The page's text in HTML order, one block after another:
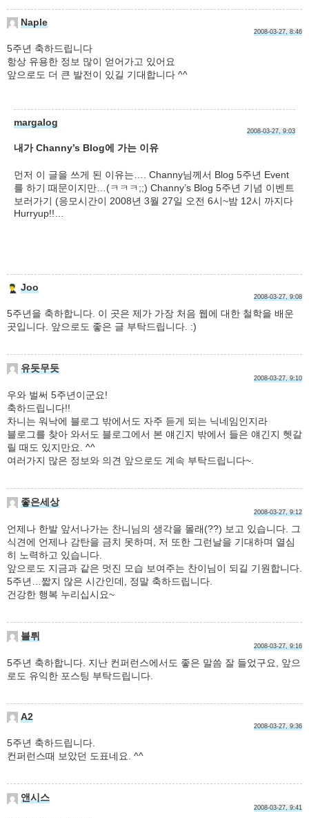
Naple
2008-03-27, 8:46
5주년 축하드립니다
항상 유용한 정보 많이 얻어가고 있어요
앞으로도 더 큰 발전이 있길 기대합니다 ^^
margalog
2008-03-27, 9:03
내가 Channy’s Blog에 가는 이유
먼저 이 글을 쓰게 된 이유는…. Channy님께서 Blog 5주년 Event
를 하기 때문이지만…(ㅋㅋㅋ;;) Channy’s Blog 5주년 기념 이벤트
보러가기 (응모시간이 2008년 3월 27일 오전 6시~밤 12시 까지다
Hurryup!!…
Joo
2008-03-27, 9:08
5주년을 축하합니다. 이 곳은 제가 가장 처음 웹에 대한 철학을 배운
곳입니다. 앞으로도 좋은 글 부탁드립니다. :)
유듯무듯
2008-03-27, 9:10
우와 벌써 5주년이군요!
축하드립니다!!
차니는 워낙에 블로그 밖에서도 자주 듣게 되는 닉네임인지라
블로그를 찾아 와서도 블로그에서 본 얘긴지 밖에서 들은 얘긴지 헷갈
릴 때도 있지만요. ^^
여러가지 많은 정보와 의견 앞으로도 계속 부탁드립니다~.
좋은세상
2008-03-27, 9:12
언제나 한발 앞서나가는 찬니님의 생각을 몰래(??) 보고 있습니다. 그
식견에 언제나 감탄을 금치 못하며, 저 또한 그런날을 기대하며 열심
히 노력하고 있습니다.
앞으로도 지금과 같은 멋진 모습 보여주는 찬이님이 되길 기원합니다.
5주년…짧지 않은 시간인데, 정말 축하드립니다.
건강한 행복 누리십시요~
블뤼
2008-03-27, 9:16
5주년 축하합니다. 지난 컨퍼런스에서도 좋은 말씀 잘 들었구요, 앞으
로도 유익한 포스팅 부탁드립니다.
A2
2008-03-27, 9:36
5주년 축하드립니다.
컨퍼런스때 보았던 도표네요. ^^
앤시스
2008-03-27, 9:41